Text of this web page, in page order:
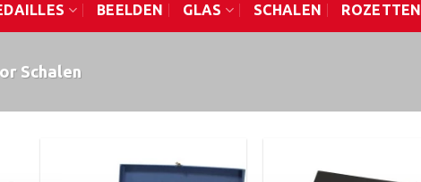
BEELDEN GLAS SCHALEN ROZETTEN
Schalen